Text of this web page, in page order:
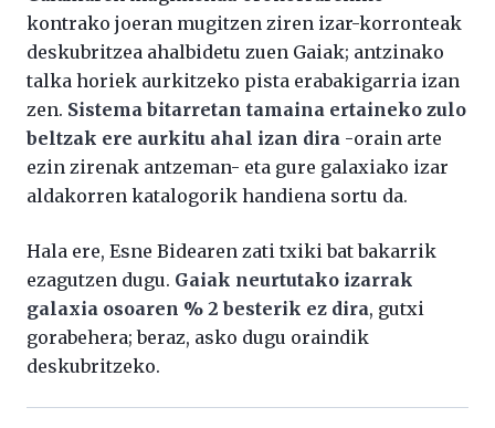
kontrako joeran mugitzen ziren izar-korronteak
deskubritzea ahalbidetu zuen Gaiak; antzinako
talka horiek aurkitzeko pista erabakigarria izan
zen. Sistema bitarretan tamaina ertaineko zulo
beltzak ere aurkitu ahal izan dira -orain arte
ezin zirenak antzeman- eta gure galaxiako izar
aldakorren katalogorik handiena sortu da.
Hala ere, Esne Bidearen zati txiki bat bakarrik
ezagutzen dugu. Gaiak neurtutako izarrak
galaxia osoaren % 2 besterik ez dira, gutxi
gorabehera; beraz, asko dugu oraindik
deskubritzeko.